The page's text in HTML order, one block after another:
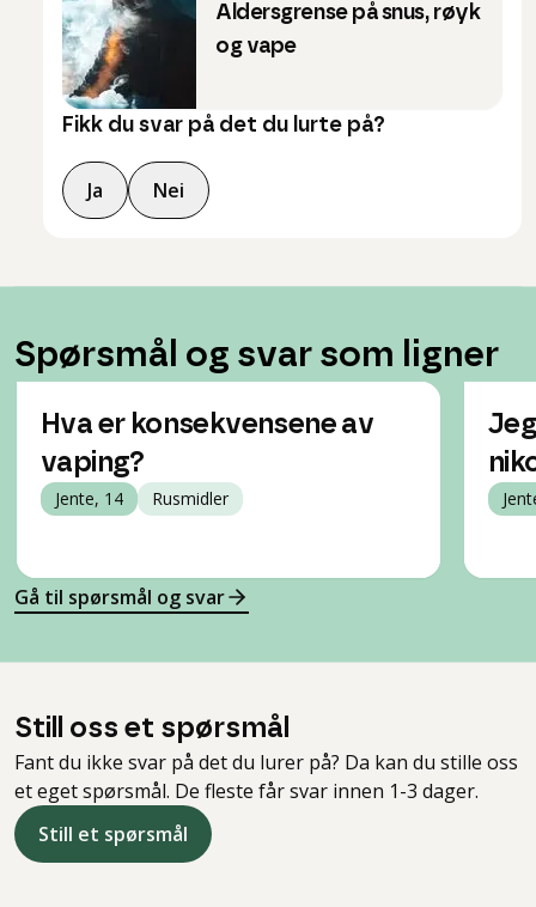
Aldersgrense på snus, røyk
og vape
Fikk du svar på det du lurte på?
Ja Nei
Spørsmål og svar som ligner
Hva er konsekvensene av
vaping?
Jente, 14 Rusmidler
Gå til spørsmål og svar
Still oss et spørsmål
Fant du ikke svar på det du lurer på? Da kan du stille oss
et eget spørsmål. De fleste får svar innen 1-3 dager.
Still et spørsmål